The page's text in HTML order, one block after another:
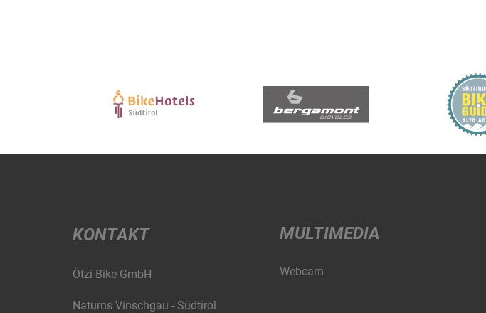
KONTAKT
Ötzi Bike GmbH
Naturns Vinschgau - Südtirol
MULTIMEDIA
Webcam